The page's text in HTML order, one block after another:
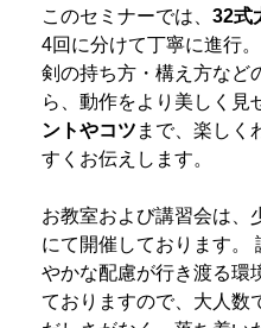
このセミナーでは、 32式
4回に分けて丁寧に進行。
剣の持ち方・構え方など
ら、動作をより美しく見
ントやコツ まで、楽しく
すくお伝えします。
お教室および講習会は、
にて開催しております。
やかな配慮が行き渡る環
ておりますので、大人数